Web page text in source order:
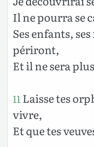
Il ne pourra se
Ses enfants,
périront,
Et il ne sera
11 Laisse tes
vivre,
Et que tes